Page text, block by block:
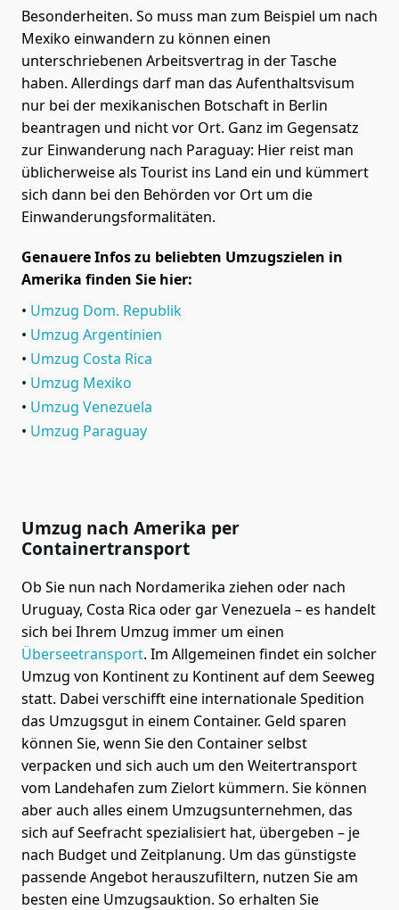
Besonderheiten. So muss man zum Beispiel um nach
Mexiko einwandern zu können einen
unterschriebenen Arbeitsvertrag in der Tasche
haben. Allerdings darf man das Aufenthaltsvisum
nur bei der mexikanischen Botschaft in Berlin
beantragen und nicht vor Ort. Ganz im Gegensatz
zur Einwanderung nach Paraguay: Hier reist man
üblicherweise als Tourist ins Land ein und kümmert
sich dann bei den Behörden vor Ort um die
Einwanderungsformalitäten.
Genauere Infos zu beliebten Umzugszielen in
Amerika finden Sie hier:
Umzug Dom. Republik
Umzug Argentinien
Umzug Costa Rica
Umzug Mexiko
Umzug Venezuela
Umzug Paraguay
Umzug nach Amerika per
Containertransport
Ob Sie nun nach Nordamerika ziehen oder nach
Uruguay, Costa Rica oder gar Venezuela – es handelt
sich bei Ihrem Umzug immer um einen
Überseetransport. Im Allgemeinen findet ein solcher
Umzug von Kontinent zu Kontinent auf dem Seeweg
statt. Dabei verschifft eine internationale Spedition
das Umzugsgut in einem Container. Geld sparen
können Sie, wenn Sie den Container selbst
verpacken und sich auch um den Weitertransport
vom Landehafen zum Zielort kümmern. Sie können
aber auch alles einem Umzugsunternehmen, das
sich auf Seefracht spezialisiert hat, übergeben – je
nach Budget und Zeitplanung. Um das günstigste
passende Angebot herauszufiltern, nutzen Sie am
besten eine Umzugsauktion. So erhalten Sie